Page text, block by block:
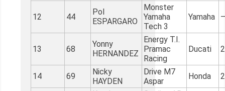
12 44
Pol
ESPARGARO
Monster
Yamaha
Tech 3
Yamaha –
13 68
Yonny
HERNANDEZ
Energy T.I.
Pramac
Racing
Ducati
14 69
Nicky
HAYDEN
Drive M7
Aspar
Honda